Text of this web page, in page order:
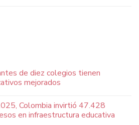
de diez colegios tienen
mejorados
Colombia invirtió 47.428
en infraestructura educativa